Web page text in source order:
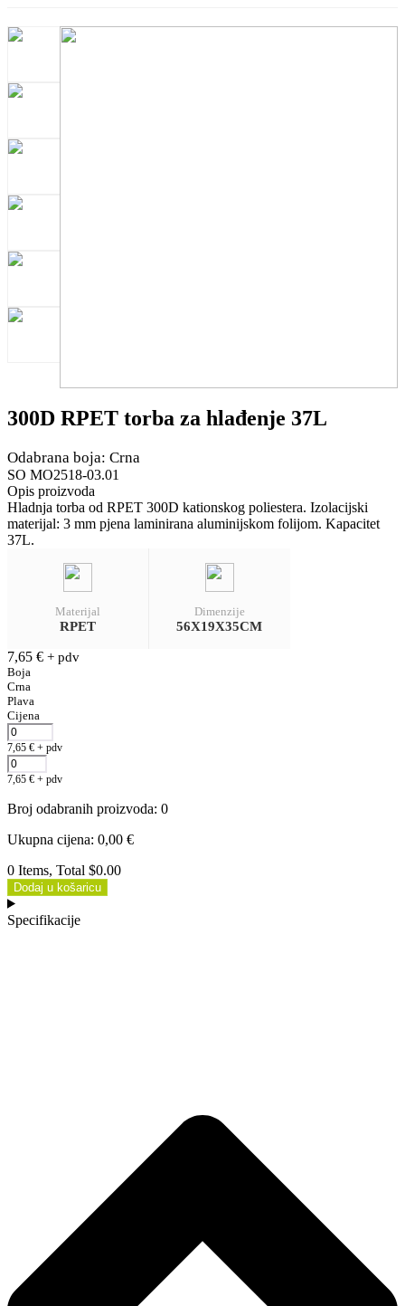
300D RPET torba za hlađenje 37L
Odabrana boja: Crna
SO MO2518-03.01
Opis proizvoda
Hladnja torba od RPET 300D kationskog poliestera. Izolacijski
materijal: 3 mm pjena laminirana aluminijskom folijom. Kapacitet
37L.
Materijal
RPET
Dimenzije
56X19X35CM
7,65 € + pdv
Boja
Crna
Plava
Cijena
7,65 € + pdv
7,65 € + pdv
Broj odabranih proizvoda: 0
Ukupna cijena: 0,00 €
0 Items, Total $0.00
Dodaj u košaricu
Specifikacije